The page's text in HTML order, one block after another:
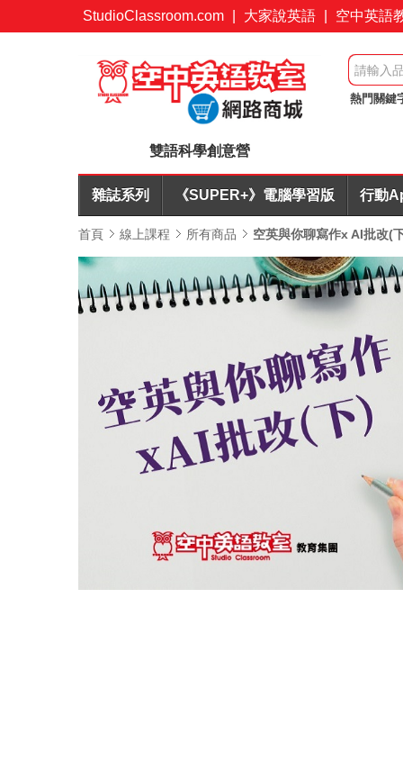
StudioClassroom.com 大家說英語 空中英語
熱門關鍵
雙語科學創意營
雜誌系列 《SUPER+》電腦學習版 行動
首頁 線上課程 所有商品 空英與你聊寫作x AI批改(